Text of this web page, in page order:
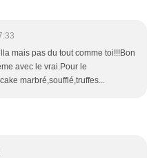
mais pas du tout comme toi!!!Bon
avec le vrai.Pour le
marbré,soufflé,truffes...